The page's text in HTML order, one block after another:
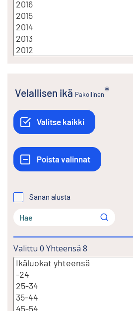
Velallisen ikä Pakollinen
Sanan alusta
Valittu 0 Yhteensä 8